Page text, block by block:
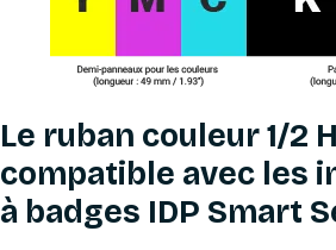
Le ruban couleur 1/2
compatible avec les
à badges IDP Smart